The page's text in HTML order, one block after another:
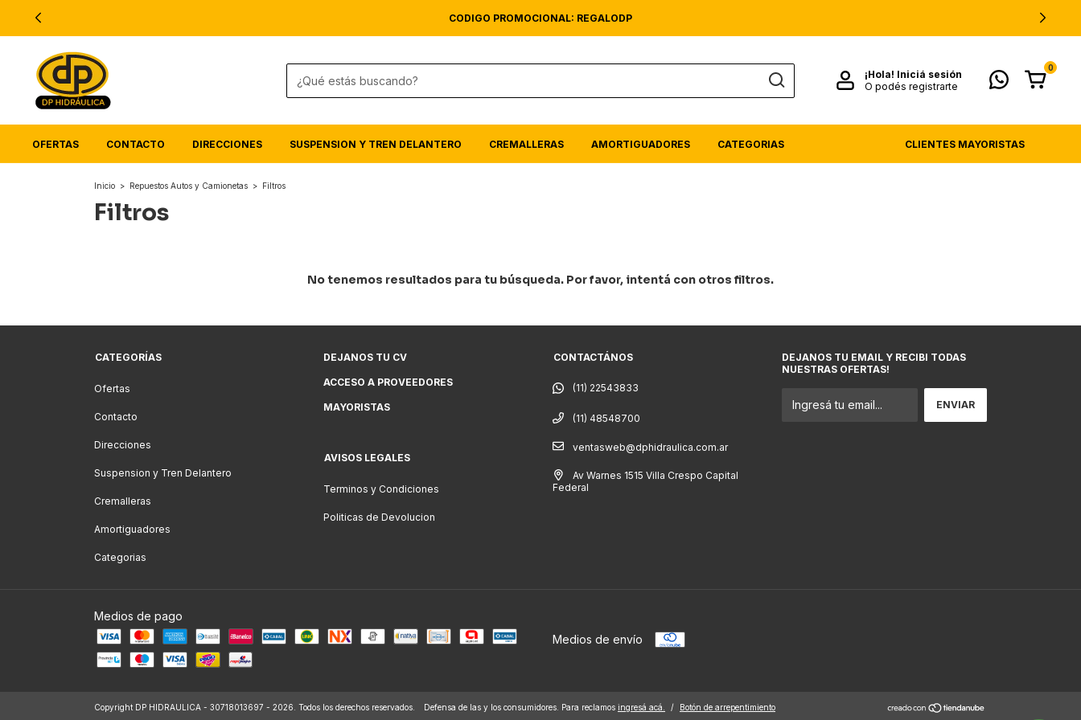
CODIGO PROMOCIONAL: REGALODP
¡Hola! Iniciá sesión
O podés registrarte
0
OFERTAS CONTACTO DIRECCIONES SUSPENSION Y TREN DELANTERO CREMALLERAS AMORTIGUADORES CATEGORIAS CLIENTES MAYORISTAS
Inicio > Repuestos Autos y Camionetas > Filtros
Filtros
No tenemos resultados para tu búsqueda. Por favor, intentá con otros filtros.
CATEGORÍAS
Ofertas
Contacto
Direcciones
Suspension y Tren Delantero
Cremalleras
Amortiguadores
Categorias
DEJANOS TU CV
ACCESO A PROVEEDORES
MAYORISTAS
AVISOS LEGALES
Terminos y Condiciones
Politicas de Devolucion
CONTACTÁNOS
(11) 48548700
ventasweb@dphidraulica.com.ar
Av Warnes 1515 Villa Crespo Capital
Federal
DEJANOS TU EMAIL Y RECIBI TODAS
NUESTRAS OFERTAS!
Medios de pago
Medios de envío
Copyright DP HIDRAULICA - 30718013697 - 2026. Todos los derechos reservados. Defensa de las y los consumidores. Para reclamos ingresá acá. / Botón de arrepentimiento